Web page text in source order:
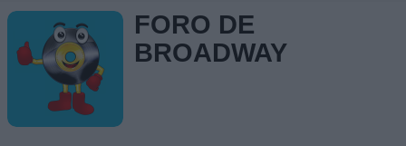
FORO DE
BROADWAY